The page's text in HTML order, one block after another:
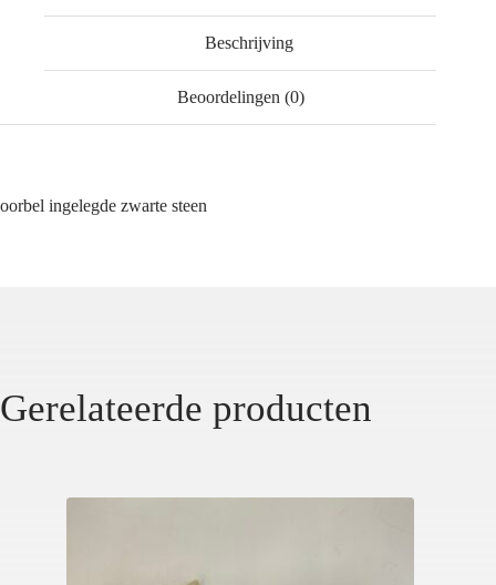
Beschrijving
Beoordelingen (0)
oorbel ingelegde zwarte steen
Gerelateerde producten